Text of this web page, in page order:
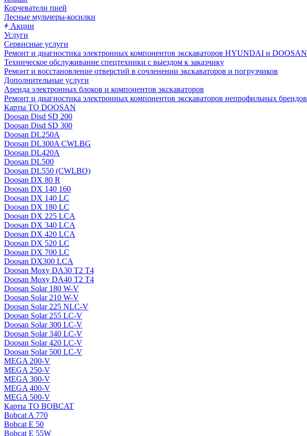
Корчеватели пней
Лесные мульчеры-косилки
Акции
Услуги
Сервисные услуги
Ремонт и диагностика электронных компонентов экскаваторов HYUNDAI и DOOSAN
Техническое обслуживание спецтехники с выездом к заказчику
Ремонт и восстановление отверстий в сочленении экскаваторов и погрузчиков
Дополнительные услуги
Аренда электронных блоков и компонентов экскаваторов
Ремонт и диагностика электронных компонентов экскаваторов непрофильных брендов
Карты ТО DOOSAN
Doosan Disd SD 200
Doosan Disd SD 300
Doosan DL250A
Doosan DL300A CWLBG
Doosan DL420A
Doosan DL500
Doosan DL550 (CWLBO)
Doosan DX 80 R
Doosan DX 140 160
Doosan DX 140 LC
Doosan DX 180 LC
Doosan DX 225 LCA
Doosan DX 340 LCA
Doosan DX 420 LCA
Doosan DX 520 LC
Doosan DX 700 LC
Doosan DX300 LCA
Doosan Moxy DA30 T2 T4
Doosan Moxy DA40 T2 T4
Doosan Solar 180 W-V
Doosan Solar 210 W-V
Doosan Solar 225 NLC-V
Doosan Solar 255 LC-V
Doosan Solar 300 LC-V
Doosan Solar 340 LC-V
Doosan Solar 420 LC-V
Doosan Solar 500 LC-V
MEGA 200-V
MEGA 250-V
MEGA 300-V
MEGA 400-V
MEGA 500-V
Карты ТО BOBCAT
Bobcat A 770
Bobcat E 50
Bobcat E 55W